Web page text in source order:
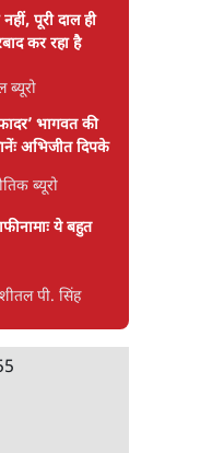
पूरी दाल ही
कर रहा है
ब्यूरो
भागवत की
अभिजीत दिपके
ब्यूरो
ये बहुत
शीतल पी. सिंह